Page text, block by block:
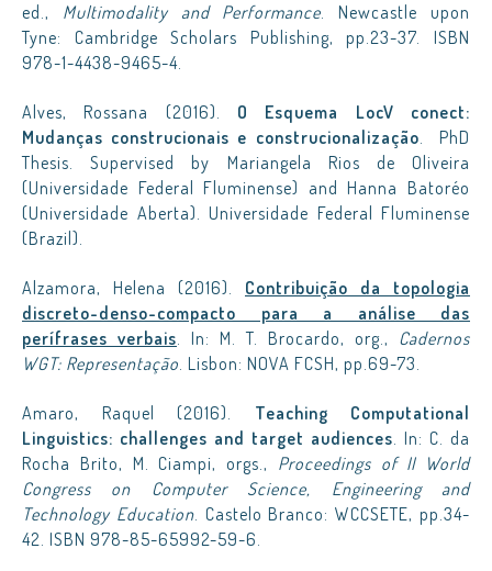
ed., Multimodality and Performance. Newcastle upon
Tyne: Cambridge Scholars Publishing, pp.23-37. ISBN
978-1-4438-9465-4.
Alves, Rossana (2016). O Esquema LocV conect:
Mudanças construcionais e construcionalização. PhD
Thesis. Supervised by Mariangela Rios de Oliveira
(Universidade Federal Fluminense) and Hanna Batoréo
(Universidade Aberta). Universidade Federal Fluminense
(Brazil).
Alzamora, Helena (2016). Contribuição da topologia
discreto-denso-compacto para a análise das
perífrases verbais. In: M. T. Brocardo, org., Cadernos
WGT: Representação. Lisbon: NOVA FCSH, pp.69-73.
Amaro, Raquel (2016). Teaching Computational
Linguistics: challenges and target audiences. In: C. da
Rocha Brito, M. Ciampi, orgs., Proceedings of II World
Congress on Computer Science, Engineering and
Technology Education. Castelo Branco: WCCSETE, pp.34-
42. ISBN 978-85-65992-59-6.